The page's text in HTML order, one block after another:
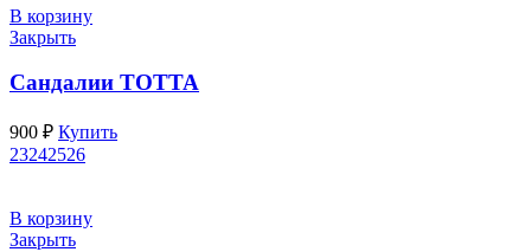
В корзину
Закрыть
Сандалии ТОТТА
900 ₽ Купить
23242526
В корзину
Закрыть